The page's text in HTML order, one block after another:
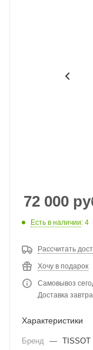
72 000
Есть в наличии: 4
Рассчитать
Хочу в подарок
Самовывоз
Доставка
Характеристики
Бренд — TISSOT